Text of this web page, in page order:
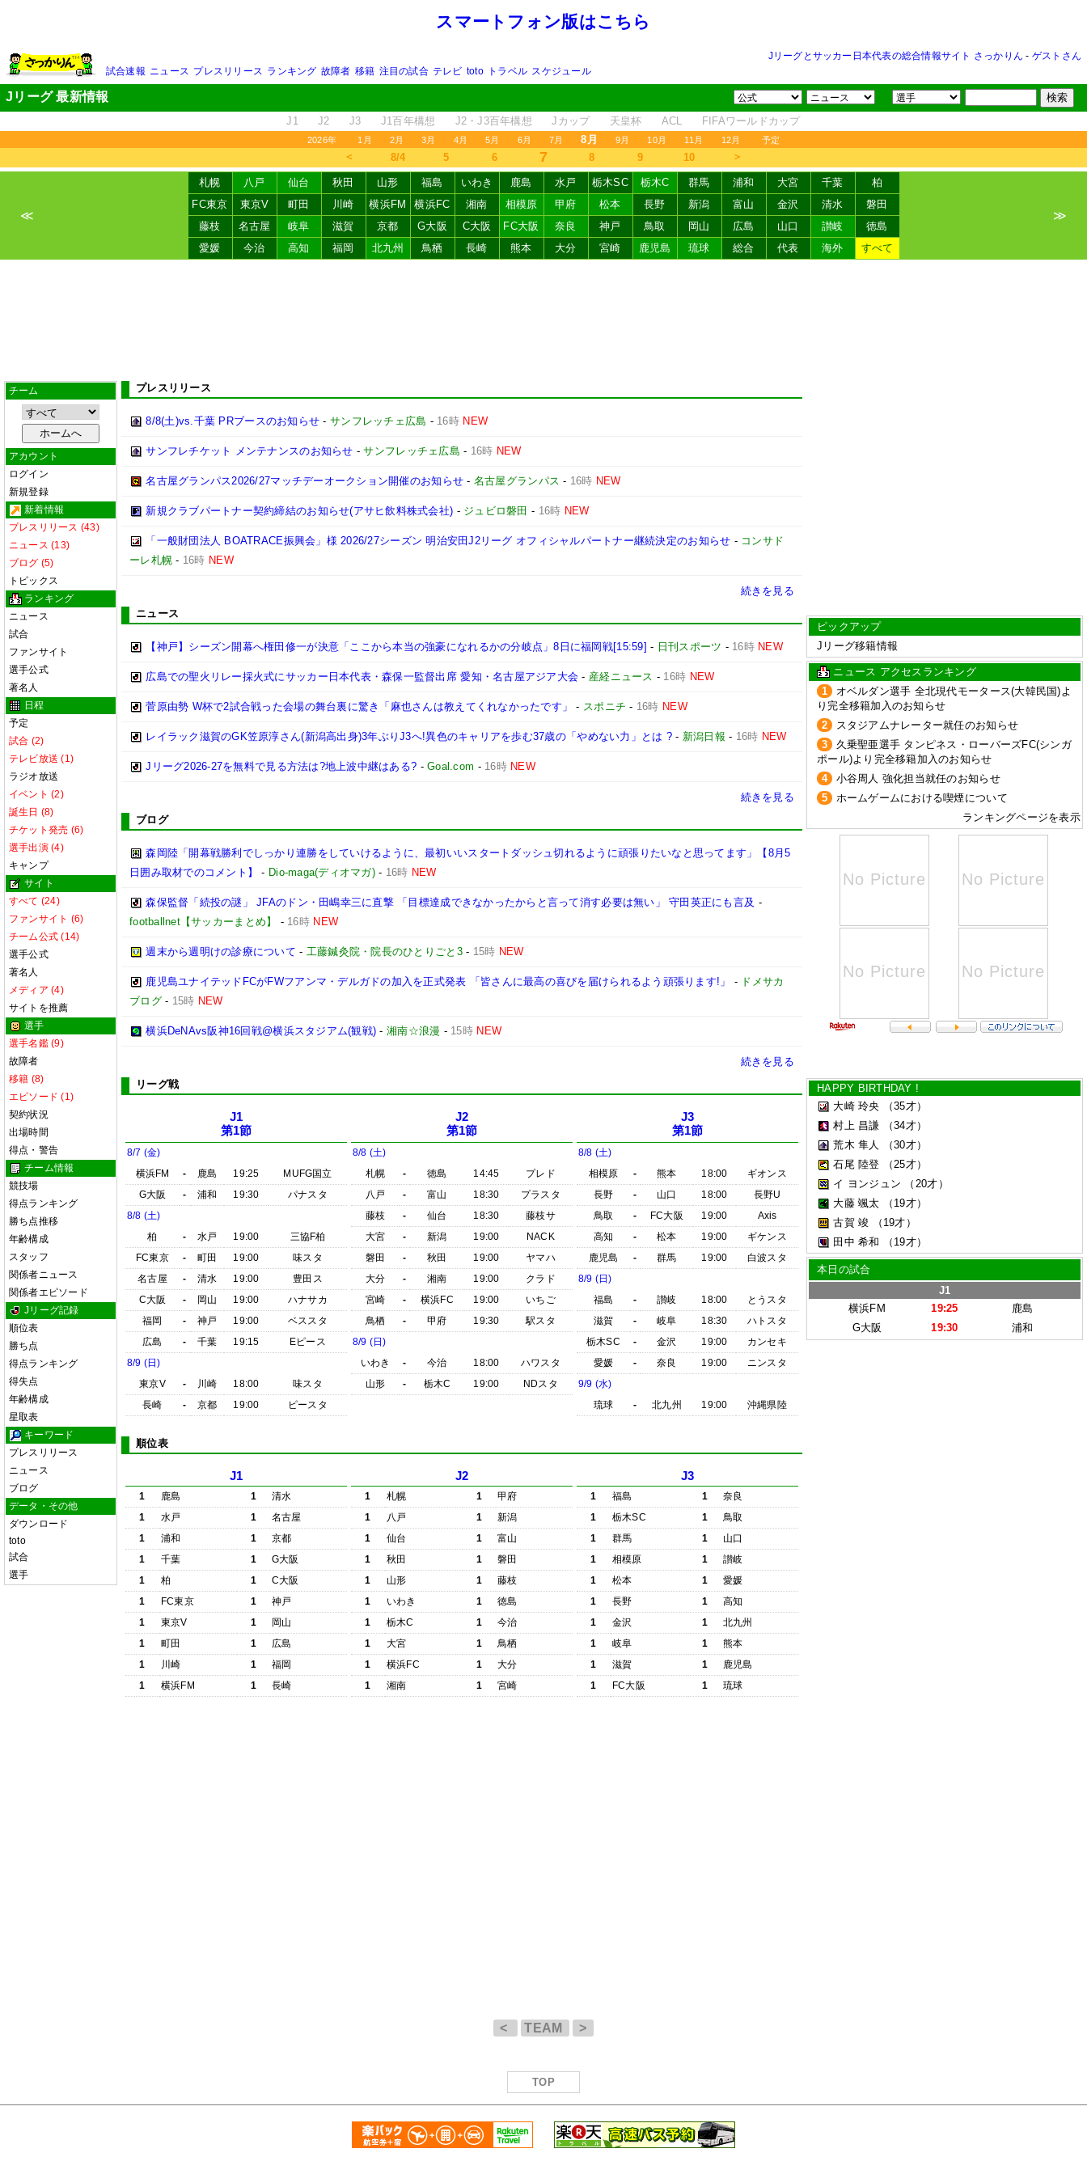
スマートフォン版はこちら
Jリーグとサッカー日本代表の総合情報サイト さっかりん - ゲストさん
試合速報 ニュース プレスリリース ランキング 故障者 移籍 注目の試合 テレビ toto トラベル スケジュール
Jリーグ 最新情報
J1 J2 J3 J1百年構想 J2・J3百年構想 Jカップ 天皇杯 ACL FIFAワールドカップ
2026年 1月 2月 3月 4月 5月 6月 7月 8月 9月 10月 11月 12月 予定
＜ 8/4 5 6 7 8 9 10 ＞
≪
札幌 八戸 仙台 秋田 山形 福島 いわき 鹿島 水戸 栃木SC 栃木C 群馬 浦和 大宮 千葉
柏
FC東京
東京V 町田 川崎 横浜FM 横浜FC 湘南 相模原 甲府 松本 長野 新潟 富山 金沢 清水
磐田
藤枝
名古屋 岐阜 滋賀 京都 G大阪 C大阪 FC大阪 奈良 神戸 鳥取 岡山 広島 山口 讃岐
徳島
愛媛
今治 高知 福岡 北九州 鳥栖 長崎 熊本 大分 宮崎 鹿児島 琉球 総合 代表 海外 すべて
≫
チーム
アカウント
ログイン
新規登録
新着情報
プレスリリース (43)
ニュース (13)
ブログ (5)
トピックス
ランキング
ニュース
試合
ファンサイト
選手公式
著名人
日程
予定
試合 (2)
テレビ放送 (1)
ラジオ放送
イベント (2)
誕生日 (8)
チケット発売 (6)
選手出演 (4)
キャンプ
サイト
すべて (24)
ファンサイト (6)
チーム公式 (14)
選手公式
著名人
メディア (4)
サイトを推薦
選手
選手名鑑 (9)
故障者
移籍 (8)
エピソード (1)
契約状況
出場時間
得点・警告
チーム情報
競技場
得点ランキング
勝ち点推移
年齢構成
スタッフ
関係者ニュース
関係者エピソード
Jリーグ記録
順位表
勝ち点
得点ランキング
得失点
年齢構成
星取表
キーワード
プレスリリース
ニュース
ブログ
データ・その他
ダウンロード
toto
試合
選手
プレスリリース
8/8(土)vs.千葉 PRブースのお知らせ - サンフレッチェ広島 - 16時 NEW
サンフレチケット メンテナンスのお知らせ -サンフレッチェ広島 - 16時 NEW
名古屋グランパス2026/27マッチデーオークション開催のお知らせ - 名古屋グランパス - 16時 NEW
新規クラブパートナー契約締結のお知らせ(アサヒ飲料株式会社) - ジュビロ磐田 - 16時 NEW
「一般財団法人 BOATRACE振興会」様 2026/27シーズン 明治安田J2リーグ オフィシャルパートナー継続決定のお知らせ - コンサド
ーレ札幌 - 16時 NEW
続きを見る
ニュース
【神戸】シーズン開幕へ権田修一が決意「ここから本当の強豪になれるかの分岐点」8日に福岡戦[15:59] - 日刊スポーツ - 16時 NEW
広島での聖火リレー採火式にサッカー日本代表・森保一監督出席 愛知・名古屋アジア大会 - 産経ニュース - 16時 NEW
菅原由勢 W杯で2試合戦った会場の舞台裏に驚き「麻也さんは教えてくれなかったです」 - スポニチ - 16時 NEW
レイラック滋賀のGK笠原淳さん(新潟高出身)3年ぶりJ3へ!異色のキャリアを歩む37歳の「やめない力」とは ?- 新潟日報 - 16時 NEW
Jリーグ2026-27を無料で見る方法は?地上波中継はある? -Goal.com - 16時 NEW
続きを見る
ブログ
森岡陸「開幕戦勝利でしっかり連勝をしていけるように、最初いいスタートダッシュ切れるように頑張りたいなと思ってます」【8月5
日囲み取材でのコメント】
- Dio-maga(ディオマガ) - 16時 NEW
森保監督「続投の謎」 JFAのドン・田嶋幸三に直撃 「目標達成できなかったからと言って消す必要は無い」 守田英正にも言及 -
footballnet【サッカーまとめ】
- 16時 NEW
週末から週明けの診療について - 工藤鍼灸院・院長のひとりごと3- 15時 NEW
鹿児島ユナイテッドFCがFWフアンマ・デルガドの加入を正式発表 「皆さんに最高の喜びを届けられるよう頑張ります!」 - ドメサカ
ブログ- 15時 NEW
横浜DeNAvs阪神16回戦@横浜スタジアム(観戦) -湘南☆浪漫 - 15時 NEW
続きを見る
リーグ戦
J1
第1節
8/7 (金)
横浜FM
- 鹿島 19:25
MUFG国立
G大阪
- 浦和 19:30
パナスタ
8/8 (土)
柏
- 水戸 19:00
三協F柏
FC東京
- 町田 19:00
味スタ
名古屋
- 清水 19:00
豊田ス
C大阪
- 岡山 19:00
ハナサカ
福岡
- 神戸 19:00
ベススタ
広島
- 千葉 19:15
Eピース
8/9 (日)
東京V
- 川崎 18:00
味スタ
長崎
- 京都 19:00 ピースタ
J2
第1節
8/8 (土)
札幌
- 徳島 14:45
プレド
八戸
- 富山 18:30
プラスタ
藤枝
- 仙台 18:30
藤枝サ
大宮
- 新潟 19:00
NACK
磐田
- 秋田 19:00
ヤマハ
大分
- 湘南 19:00
クラド
宮崎
- 横浜FC 19:00
いちご
鳥栖
- 甲府 19:30
駅スタ
8/9 (日)
いわき
- 今治 18:00
ハワスタ
山形
- 栃木C 19:00 NDスタ
J3
第1節
8/8 (土)
相模原
- 熊本 18:00
ギオンス
長野
- 山口 18:00
長野U
鳥取
- FC大阪 19:00
Axis
高知
- 松本 19:00
ギケンス
鹿児島
- 群馬 19:00
白波スタ
8/9 (日)
福島
- 讃岐 18:00
とうスタ
滋賀
- 岐阜 18:30
ハトスタ
栃木SC
- 金沢 19:00
カンセキ
愛媛
- 奈良 19:00
ニンスタ
9/9 (水)
琉球
- 北九州 19:00 沖縄県陸
順位表
J1
1 鹿島 1
清水
1
水戸 1
名古屋
1
浦和 1
京都
1
千葉 1
G大阪
1
柏 1
C大阪
1
FC東京 1
神戸
1
東京V 1
岡山
1
町田 1
広島
1
川崎 1
福岡
1
横浜FM 1 長崎
J2
1 札幌 1
甲府
1
八戸 1
新潟
1
仙台 1
富山
1
秋田 1
磐田
1
山形 1
藤枝
1
いわき 1
徳島
1
栃木C 1
今治
1
大宮 1
鳥栖
1
横浜FC 1
大分
1
湘南 1 宮崎
J3
1 福島 1
奈良
1
栃木SC 1
鳥取
1
群馬 1
山口
1
相模原 1
讃岐
1
松本 1
愛媛
1
長野 1
高知
1
金沢 1
北九州
1
岐阜 1
熊本
1
滋賀 1
鹿児島
1
FC大阪 1 琉球
ピックアップ
Jリーグ移籍情報
ニュース アクセスランキング
1
オベルダン選手 全北現代モータース(大韓民国)よ
り完全移籍加入のお知らせ
2
スタジアムナレーター就任のお知らせ
3
久乗聖亜選手 タンピネス・ローバーズFC(シンガ
ポール)より完全移籍加入のお知らせ
4
小谷周人 強化担当就任のお知らせ
5
ホームゲームにおける喫煙について
ランキングページを表示
HAPPY BIRTHDAY !
大崎 玲央
（35才）
村上 昌謙
（34才）
荒木 隼人
（30才）
石尾 陸登
（25才）
イ ヨンジュン
（20才）
大藤 颯太
（19才）
古賀 竣
（19才）
田中 希和
（19才）
本日の試合
J1
横浜FM
19:25
鹿島
G大阪
19:30 浦和
< TEAM >
TOP